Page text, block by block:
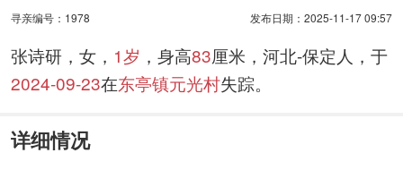
寻亲编号：1978 发布日期：2025-11-17 09:57
张诗研，女， 1岁 ，身高83厘米，河北-保定人，于
2024-09-23在东亭镇元光村失踪。
详细情况